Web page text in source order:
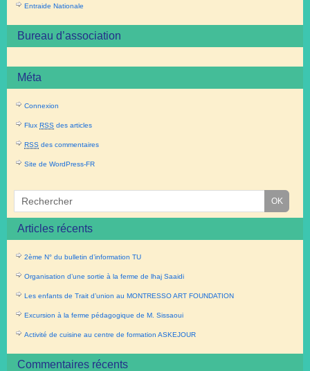
Entraide Nationale
Bureau d’association
Méta
Connexion
Flux RSS des articles
RSS des commentaires
Site de WordPress-FR
Articles récents
2ème N° du bulletin d’information TU
Organisation d’une sortie à la ferme de lhaj Saaidi
Les enfants de Trait d’union au MONTRESSO ART FOUNDATION
Excursion à la ferme pédagogique de M. Sissaoui
Activité de cuisine au centre de formation ASKEJOUR
Commentaires récents